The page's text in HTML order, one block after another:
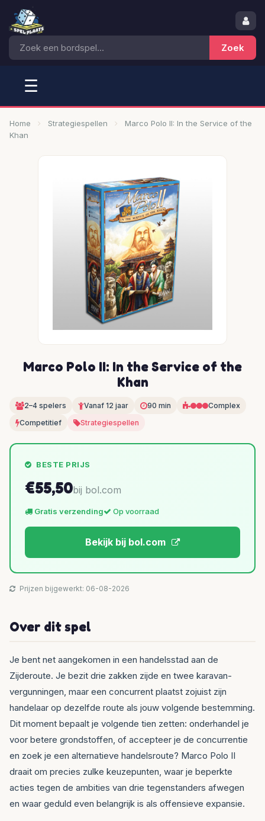
☰
Home Strategiespellen
Marco Polo II: In the Service of the
Khan
Marco Polo II: In the Service of the
Khan
2–4 spelers Vanaf 12 jaar 90 min
Complex
Competitief
Strategiespellen
BESTE PRIJS
€55,50bij bol.com
Gratis verzending Op voorraad
Bekijk bij bol.com
Prijzen bijgewerkt: 06-08-2026
Over dit spel
Je bent net aangekomen in een handelsstad aan de
Zijderoute. Je bezit drie zakken zijde en twee karavan-
vergunningen, maar een concurrent plaatst zojuist zijn
handelaar op dezelfde route als jouw volgende bestemming.
Dit moment bepaalt je volgende tien zetten: onderhandel je
voor betere grondstoffen, of accepteer je de concurrentie
en zoek je een alternatieve handelsroute? Marco Polo II
draait om precies zulke keuzepunten, waar je beperkte
acties tegen de ambities van drie tegenstanders afwegen
en waar geduld even belangrijk is als offensieve expansie.